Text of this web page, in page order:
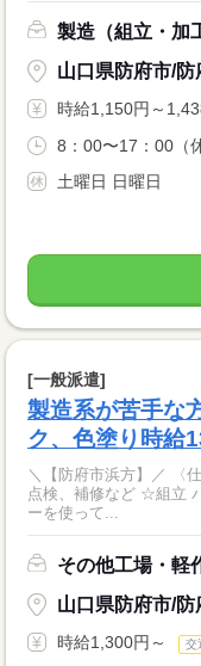
製造（組立・加
山口県防府市/防
時給1,150円～
8：00〜17：00（
土曜日 日曜日
[一般派遣]
製造系が苦手な
ク、色塗り時給
＼【防府市浜方】／ 〈仕事内容〉 大手製造メーカーの工場内の設備
点検、補修など ☆組立 バルブや配管などの組立 スパナなやドライバ
ーを使って...
その他工場・軽
山口県防府市/防
時給1,300円～ 交